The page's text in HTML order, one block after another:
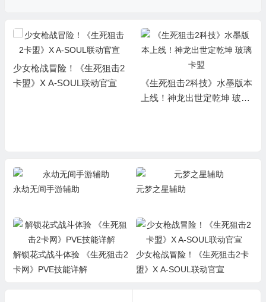
少女枪战冒险！《生死狙击2
卡盟》X A-SOUL联动官宣
《生死狙击2科技》水墨版本
上线！神龙出世定乾坤 玻璃
永劫无间手游辅助 元梦之星辅助
解锁花式战斗体验 《生死狙击2
卡网》PVE技能详解
少女枪战冒险！《生死狙击2卡
盟》X A-SOUL联动官宣